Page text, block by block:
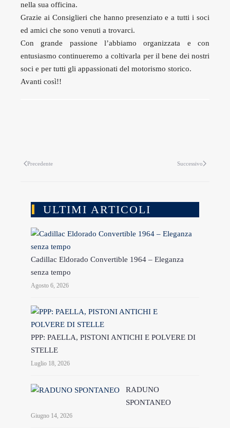
nella sua officina.
Grazie ai Consiglieri che hanno presenziato e a tutti i soci
ed amici che sono venuti a trovarci.
Con grande passione l’abbiamo organizzata e con
entusiasmo continueremo a coltivarla per il bene dei nostri
soci e per tutti gli appassionati del motorismo storico.
Avanti così!!
Precedente Successivo
ULTIMI ARTICOLI
Cadillac Eldorado Convertible 1964 – Eleganza
senza tempo
Agosto 6, 2026
PPP: PAELLA, PISTONI ANTICHI E POLVERE DI
STELLE
Luglio 18, 2026
RADUNO
SPONTANEO
Giugno 14, 2026